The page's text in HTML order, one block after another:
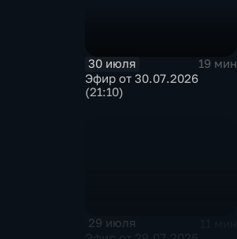
30 июля
19 мин
Эфир от 30.07.2026
(21:10)
29 июля